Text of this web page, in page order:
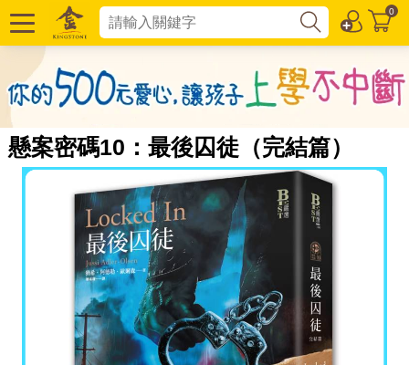
0
懸案密碼10：最後囚徒（完結篇）